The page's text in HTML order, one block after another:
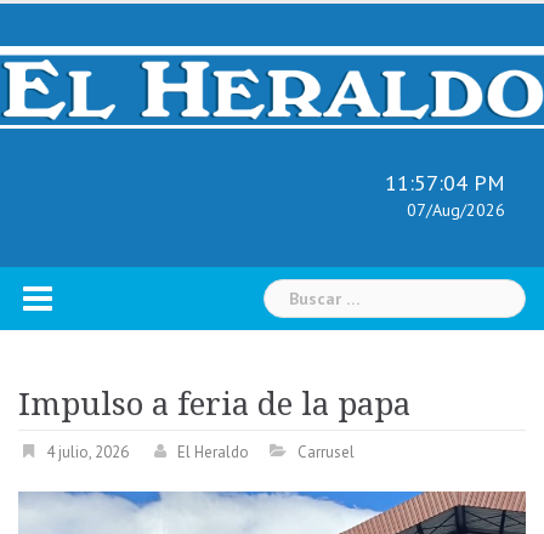
Skip
content
11:57:05 PM
07/Aug/2026
Buscar:
Impulso a feria de la papa
4 julio, 2026 El Heraldo Carrusel